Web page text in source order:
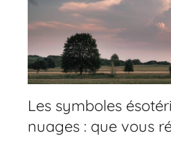
Les symboles
nuages : que vous